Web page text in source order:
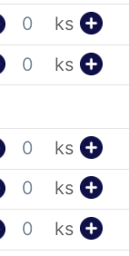
ks
ks
ks
ks
ks